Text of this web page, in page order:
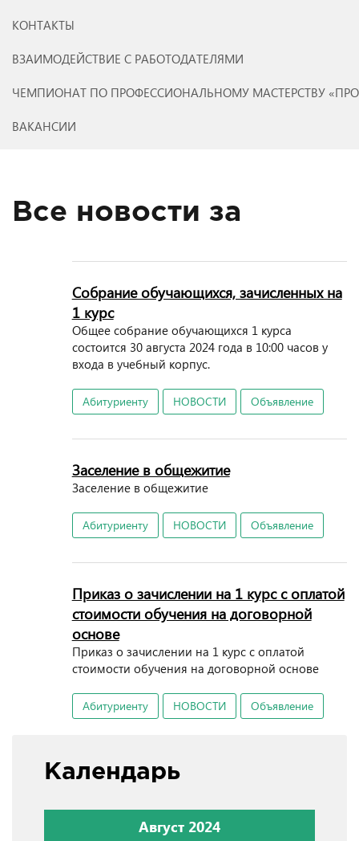
КОНТАКТЫ
ВЗАИМОДЕЙСТВИЕ С РАБОТОДАТЕЛЯМИ
ЧЕМПИОНАТ ПО ПРОФЕССИОНАЛЬНОМУ МАСТЕРСТВУ
ВАКАНСИИ
Все новости за
Собрание обучающихся, зачисленных на
1 курс
Общее собрание обучающихся 1 курса
состоится 30 августа 2024 года в 10:00 часов у
входа в учебный корпус.
Абитуриенту НОВОСТИ Объявление
Заселение в общежитие
Заселение в общежитие
Абитуриенту НОВОСТИ Объявление
Приказ о зачислении на 1 курс с оплатой
стоимости обучения на договорной
основе
Приказ о зачислении на 1 курс с оплатой
стоимости обучения на договорной основе
Абитуриенту НОВОСТИ Объявление
Календарь
Август 2024